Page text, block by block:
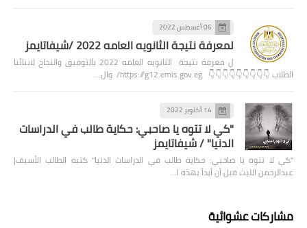
06 أغسطس 2022
لمعرفة نتيجة الثانويه العامه 2022 /شيفاتايمز
ل معرفة نتيجة الثانويه العامه 2022 بالتوفيق والنجاح لابنائنا
الطلاب 👇👇👇👇👇👇👇👇👇 https://g12.emis.gov.eg/ وال…
14 أكتوبر 2022
"كي لا تتوه يا صاحبي: حكاية طالب في الدراسات
الدنيا" / شيفاتايمز
"كي لا تتوه يا صاحبي: حكاية طالب في الدراسات الدنيا" كتبه الطالب الأسيف|
عبدالرحمن الليث قبل أن أبدأ بهذه ا…
مشاركات عشوائية